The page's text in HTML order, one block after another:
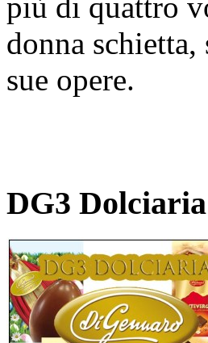
donna
sue opere.
DG3 Dolciaria